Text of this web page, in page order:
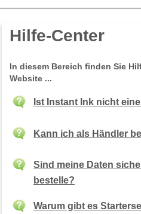
Hilfe-Center
In diesem Bereich finden Sie
Website ...
Ist Instant Ink nicht
Kann ich als Händler
Sind meine Daten
bestelle?
Warum gibt es